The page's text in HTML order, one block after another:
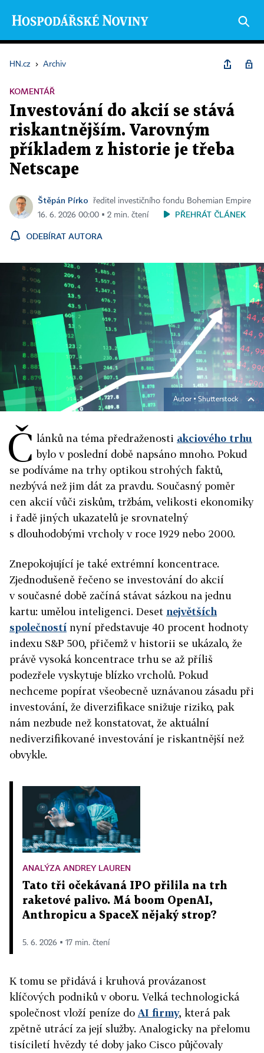
HN.cz › Archiv
KOMENTÁŘ
Investování do akcií se stává
riskantnějším. Varovným
příkladem z historie je třeba
Netscape
Štěpán Pírko
ředitel investičního fondu Bohemian Empire
16. 6. 2026 00:00 ▪ 2 min. čtení
PŘEHRÁT ČLÁNEK
ODEBÍRAT AUTORA
Autor ▪ Shutterstock
Č lánků na téma předraženosti akciového trhu
bylo v poslední době napsáno mnoho. Pokud
se podíváme na trhy optikou strohých faktů,
nezbývá než jim dát za pravdu. Současný poměr
cen akcií vůči ziskům, tržbám, velikosti ekonomiky
i řadě jiných ukazatelů je srovnatelný
s dlouhodobými vrcholy v roce 1929 nebo 2000.
Znepokojující je také extrémní koncentrace.
Zjednodušeně řečeno se investování do akcií
v současné době začíná stávat sázkou na jednu
kartu: umělou inteligenci. Deset největších
společností nyní představuje 40 procent hodnoty
indexu S&P 500, přičemž v historii se ukázalo, že
právě vysoká koncentrace trhu se až příliš
podezřele vyskytuje blízko vrcholů. Pokud
nechceme popírat všeobecně uznávanou zásadu při
investování, že diverzifikace snižuje riziko, pak
nám nezbude než konstatovat, že aktuální
nediverzifikované investování je riskantnější než
obvykle.
ANALÝZA ANDREY LAUREN
Tato tři očekávaná IPO přilila na trh
raketové palivo. Má boom OpenAI,
Anthropicu a SpaceX nějaký strop?
5. 6. 2026 ▪ 17 min. čtení
K tomu se přidává i kruhová provázanost
klíčových podniků v oboru. Velká technologická
společnost vloží peníze do AI firmy, která pak
zpětně utrácí za její služby. Analogicky na přelomu
tisíciletí hvězdy té doby jako Cisco půjčovaly